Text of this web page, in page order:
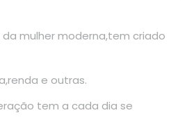
mulher moderna,tem criado
e outras.
tem a cada dia se